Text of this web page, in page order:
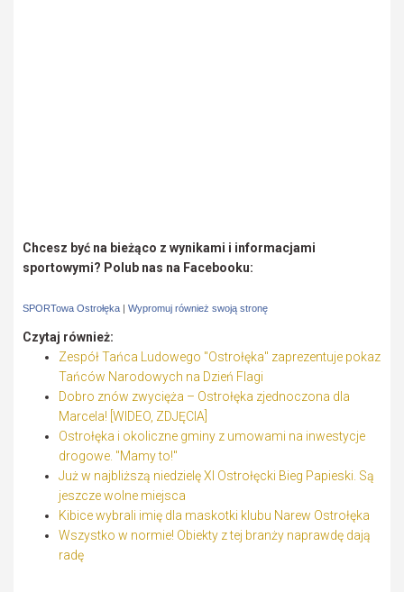
Chcesz być na bieżąco z wynikami i informacjami
sportowymi? Polub nas na Facebooku:
SPORTowa Ostrołęka | Wypromuj również swoją stronę
Czytaj również:
Zespół Tańca Ludowego "Ostrołęka" zaprezentuje pokaz
Tańców Narodowych na Dzień Flagi
Dobro znów zwycięża – Ostrołęka zjednoczona dla
Marcela! [WIDEO, ZDJĘCIA]
Ostrołęka i okoliczne gminy z umowami na inwestycje
drogowe. "Mamy to!"
Już w najbliższą niedzielę XI Ostrołęcki Bieg Papieski. Są
jeszcze wolne miejsca
Kibice wybrali imię dla maskotki klubu Narew Ostrołęka
Wszystko w normie! Obiekty z tej branży naprawdę dają
radę